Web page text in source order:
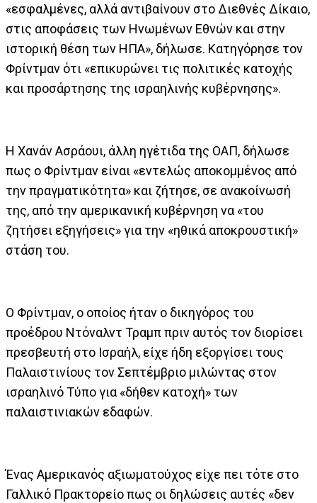
«εσφαλμένες, αλλά αντιβαίνουν στο Διεθνές Δίκαιο,
στις αποφάσεις των Ηνωμένων Εθνών και στην
ιστορική θέση των ΗΠΑ», δήλωσε. Κατηγόρησε τον
Φρίντμαν ότι «επικυρώνει τις πολιτικές κατοχής
και προσάρτησης της ισραηλινής κυβέρνησης».
Η Χανάν Ασράουι, άλλη ηγέτιδα της ΟΑΠ, δήλωσε
πως ο Φρίντμαν είναι «εντελώς αποκομμένος από
την πραγματικότητα» και ζήτησε, σε ανακοίνωσή
της, από την αμερικανική κυβέρνηση να «του
ζητήσει εξηγήσεις» για την «ηθικά αποκρουστική»
στάση του.
Ο Φρίντμαν, ο οποίος ήταν ο δικηγόρος του
προέδρου Ντόναλντ Τραμπ πριν αυτός τον διορίσει
πρεσβευτή στο Ισραήλ, είχε ήδη εξοργίσει τους
Παλαιστινίους τον Σεπτέμβριο μιλώντας στον
ισραηλινό Τύπο για «δήθεν κατοχή» των
παλαιστινιακών εδαφών.
Ένας Αμερικανός αξιωματούχος είχε πει τότε στο
Γαλλικό Πρακτορείο πως οι δηλώσεις αυτές «δεν